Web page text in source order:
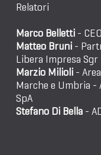
Relatori
Marco Belletti -
Matteo Bruni -
Libera Impresa Sgr
Marzio Milioli -
Marche e Umbria -
SpA
Stefano Di Bella -